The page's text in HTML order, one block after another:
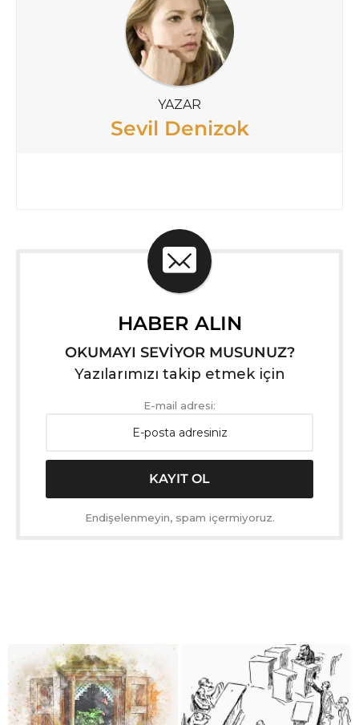
YAZAR
Sevil Denizok
HABER ALIN
OKUMAYI SEVİYOR MUSUNUZ?
Yazılarımızı takip etmek için
E-mail adresi:
Endişelenmeyin, spam içermiyoruz.